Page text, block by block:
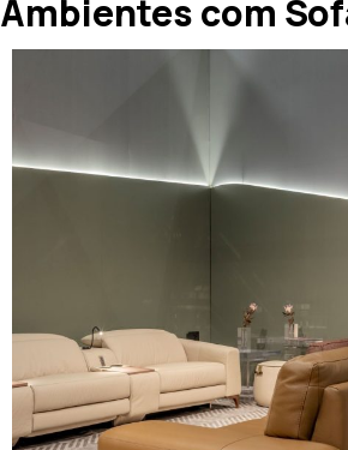
Ambientes com